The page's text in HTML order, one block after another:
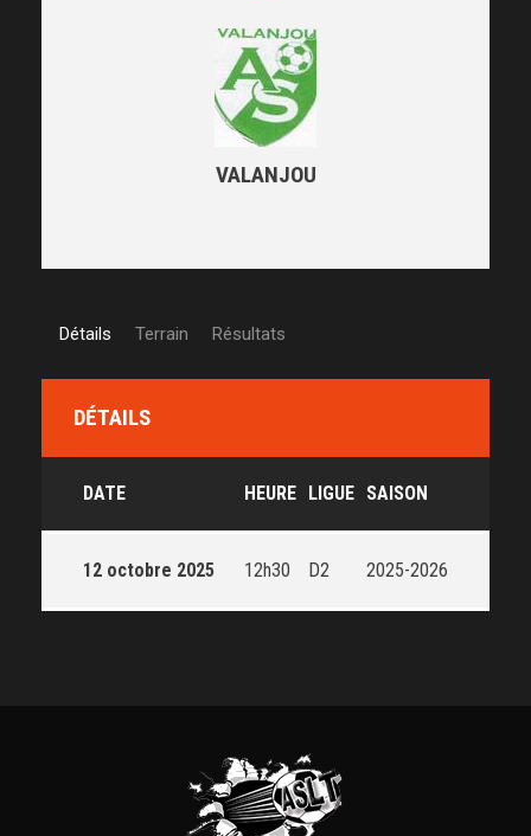
VALANJOU
Détails Terrain Résultats
DÉTAILS
DATE HEURE LIGUE SAISON
12 octobre 2025 12h30 D2 2025-2026